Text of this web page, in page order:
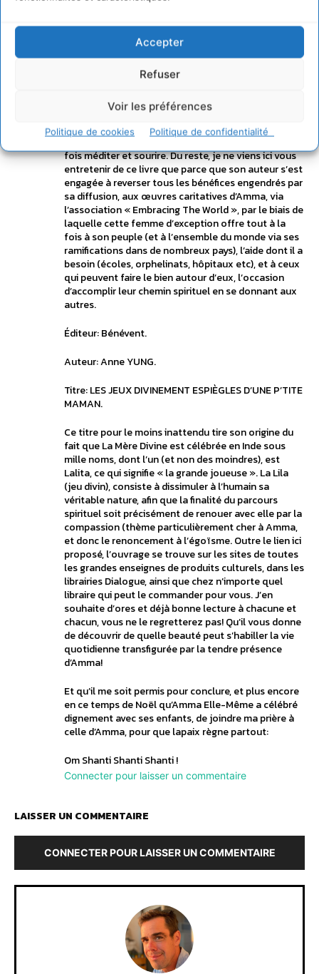
Accepter
Refuser
Voir les préférences
Politique de cookies Politique de confidentialité
ci est un récit, une sorte de journal de bord relatant
enfants bien-aimés, sous une forme accessible qui
donne l’impression que ce témoignage spirituel,
dans toute sa profondeur, se lit paradoxalement
dévotionnels à la gloire de cette facette maternelle
du Divin, n’y sont pas oubliés, faisant même l’objet
de situations qui ne manqueront pas, par la manière
dont elles y sont rapportées, de vous faire tout à la
fois méditer et sourire. Du reste, je ne viens ici vous
entretenir de ce livre que parce que son auteur s’est
engagée à reverser tous les bénéfices engendrés par
sa diffusion, aux œuvres caritatives d’Amma, via
l’association « Embracing The World », par le biais de
laquelle cette femme d’exception offre tout à la
fois à son peuple (et à l’ensemble du monde via ses
ramifications dans de nombreux pays), l’aide dont il a
besoin (écoles, orphelinats, hôpitaux etc), et à ceux
qui peuvent faire le bien autour d’eux, l’occasion
d’accomplir leur chemin spirituel en se donnant aux
autres.
Éditeur: Bénévent.
Auteur: Anne YUNG.
Titre: LES JEUX DIVINEMENT ESPIÈGLES D’UNE P’TITE
MAMAN.
Ce titre pour le moins inattendu tire son origine du
fait que La Mère Divine est célébrée en Inde sous
mille noms, dont l’un (et non des moindres), est
Lalita, ce qui signifie « la grande joueuse ». La Lila
(jeu divin), consiste à dissimuler à l’humain sa
véritable nature, afin que la finalité du parcours
spirituel soit précisément de renouer avec elle par la
compassion (thème particulièrement cher à Amma,
et donc le renoncement à l’égoïsme. Outre le lien ici
proposé, l’ouvrage se trouve sur les sites de toutes
les grandes enseignes de produits culturels, dans les
librairies Dialogue, ainsi que chez n’importe quel
libraire qui peut le commander pour vous. J’en
souhaite d’ores et déjà bonne lecture à chacune et
chacun, vous ne le regretterez pas! Qu’il vous donne
de découvrir de quelle beauté peut s’habiller la vie
quotidienne transfigurée par la tendre présence
d’Amma!
Et qu’il me soit permis pour conclure, et plus encore
en ce temps de Noël qu’Amma Elle-Même a célébré
dignement avec ses enfants, de joindre ma prière à
celle d’Amma, pour que lapaix règne partout:
Om Shanti Shanti Shanti !
Connecter pour laisser un commentaire
LAISSER UN COMMENTAIRE
CONNECTER POUR LAISSER UN COMMENTAIRE